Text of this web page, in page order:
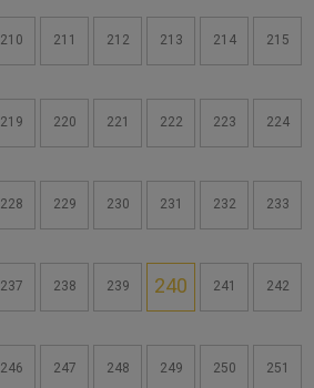
210 211 212 213 214 215
219 220 221 222 223 224
228 229 230 231 232 233
237 238 239 240 241 242
246 247 248 249 250 251